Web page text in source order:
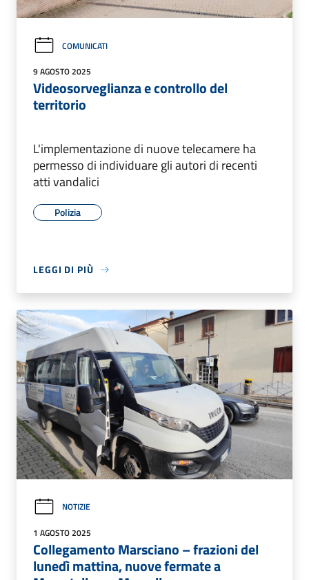
COMUNICATI
9 AGOSTO 2025
Videosorveglianza e controllo del
territorio
L'implementazione di nuove telecamere ha
permesso di individuare gli autori di recenti
atti vandalici
Polizia
LEGGI DI PIÙ
NOTIZIE
1 AGOSTO 2025
Collegamento Marsciano – frazioni del
lunedì mattina, nuove fermate a